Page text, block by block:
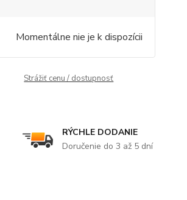
Momentálne nie je k dispozícii
Strážiť cenu / dostupnosť
RÝCHLE DODANIE
Doručenie do 3 až 5 dní